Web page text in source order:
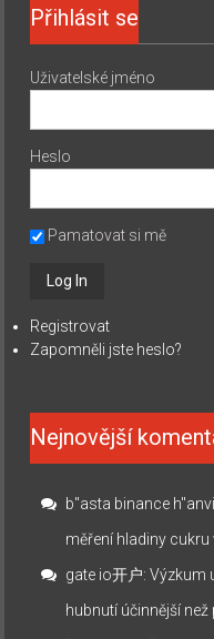
Přihlásit se
Uživatelské jméno
Heslo
Pamatovat si mě
Registrovat
Zapomněli jste heslo?
Nejnovější
b"asta binance
měření hladiny cukru
gate io开户:Výzkum
hubnutí účinnější než